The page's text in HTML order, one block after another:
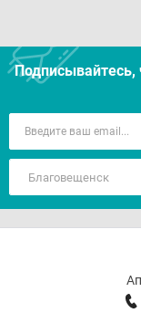
Подписывайтесь,